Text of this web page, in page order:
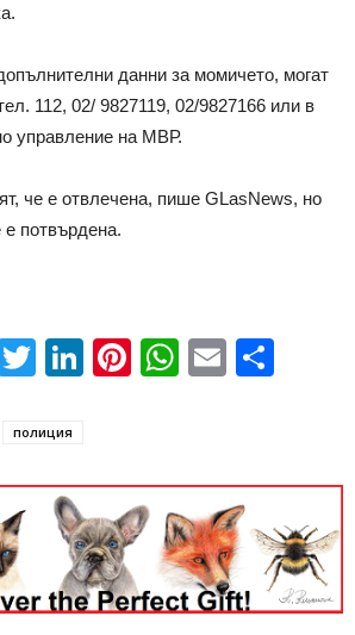
данни за момичето, могат
112, 02/ 9827119, 02/9827166 или в
управление на МВР.
че е отвлечена, пише GLasNews, но
потвърдена.
Messenger
Twitter
LinkedIn
Pinterest
WhatsApp
Email
полиция